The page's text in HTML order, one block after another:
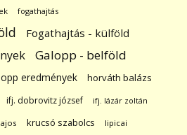
fogathajtás
Fogathajtás - külföld
Galopp - belföld
eredmények horváth balázs
ifj. dobrovitz józsef ifj. lázár zoltán
krucsó szabolcs lipicai